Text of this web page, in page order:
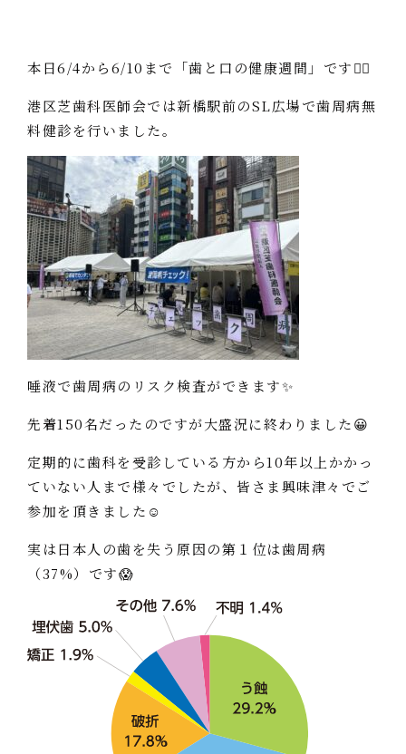
本日6/4から6/10まで「歯と口の健康週間」です👩‍⚕️
港区芝歯科医師会では新橋駅前のSL広場で歯周病無
料健診を行いました。
唾液で歯周病のリスク検査ができます✨
先着150名だったのですが大盛況に終わりました😀
定期的に歯科を受診している方から10年以上かかっ
ていない人まで様々でしたが、皆さま興味津々でご
参加を頂きました☺️
実は日本人の歯を失う原因の第１位は歯周病
（37%）です😱